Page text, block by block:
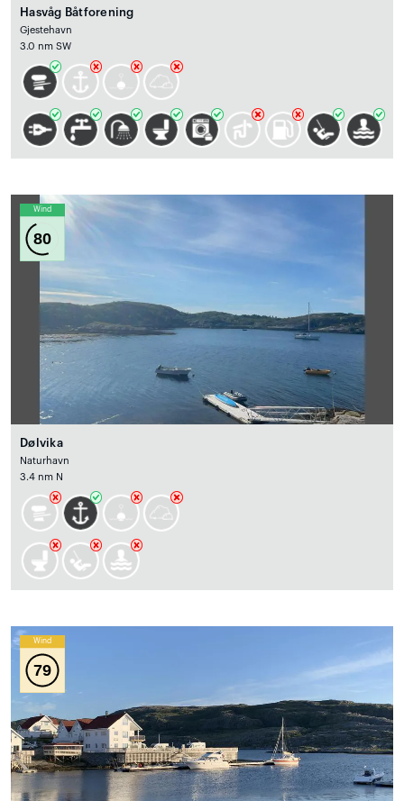
Hasvåg Båtforening
Gjestehavn
3.0 nm SW
Wind
80
Dølvika
Naturhavn
3.4 nm N
Wind
79